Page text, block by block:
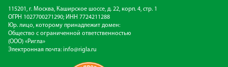
115201, г. Москва, Каширское шоссе, д. 22, корп. 4, стр. 1
ОГРН 1027700271290; ИНН 7724211288
Юр. лицо, которому принадлежит домен:
Общество с ограниченной ответственностью
(ООО) «Ригла»
Электронная почта: info@rigla.ru